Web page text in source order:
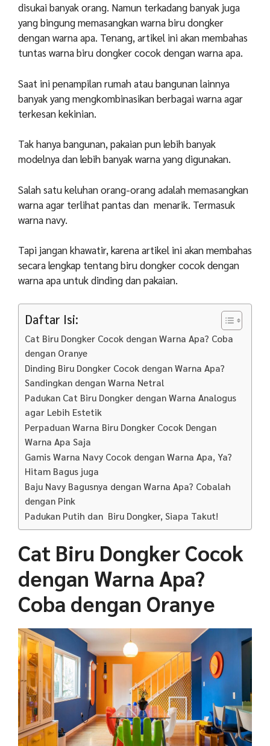
disukai banyak orang. Namun terkadang banyak juga
yang bingung memasangkan warna biru dongker
dengan warna apa. Tenang, artikel ini akan membahas
tuntas warna biru dongker cocok dengan warna apa.
Saat ini penampilan rumah atau bangunan lainnya
banyak yang mengkombinasikan berbagai warna agar
terkesan kekinian.
Tak hanya bangunan, pakaian pun lebih banyak
modelnya dan lebih banyak warna yang digunakan.
Salah satu keluhan orang-orang adalah memasangkan
warna agar terlihat pantas dan menarik. Termasuk
warna navy.
Tapi jangan khawatir, karena artikel ini akan membahas
secara lengkap tentang biru dongker cocok dengan
warna apa untuk dinding dan pakaian.
Daftar Isi:
Cat Biru Dongker Cocok dengan Warna Apa? Coba
dengan Oranye
Dinding Biru Dongker Cocok dengan Warna Apa?
Sandingkan dengan Warna Netral
Padukan Cat Biru Dongker dengan Warna Analogus
agar Lebih Estetik
Perpaduan Warna Biru Dongker Cocok Dengan
Warna Apa Saja
Gamis Warna Navy Cocok dengan Warna Apa, Ya?
Hitam Bagus juga
Baju Navy Bagusnya dengan Warna Apa? Cobalah
dengan Pink
Padukan Putih dan Biru Dongker, Siapa Takut!
Cat Biru Dongker Cocok
dengan Warna Apa?
Coba dengan Oranye